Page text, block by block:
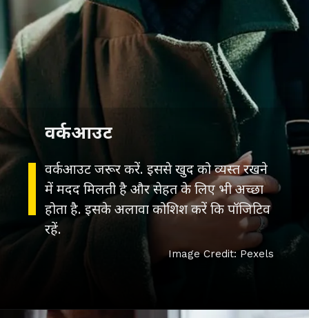
वर्कआउट जरूर करें. इससे खुद को व्यस्त रखने
में मदद मिलती है और सेहत के लिए भी अच्छा
होता है. इसके अलावा कोशिश करें कि पॉजिटिव
रहें.
वर्कआउट
Image Credit: Pexels